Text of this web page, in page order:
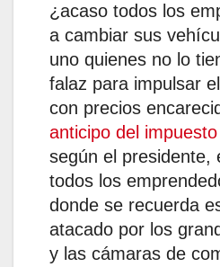
¿acaso todos los
a cambiar sus
uno quienes no lo
falaz para impulsar
con precios
anticipo del
según el presidente,
todos los
donde se recuerda
atacado por los
y las cámaras de